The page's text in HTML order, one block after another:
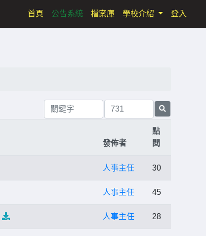
首頁 (current)
公告系統 檔案庫 學校介紹 登入
發佈者
點
閱
人事主任 30
人事主任 45
人事主任 28